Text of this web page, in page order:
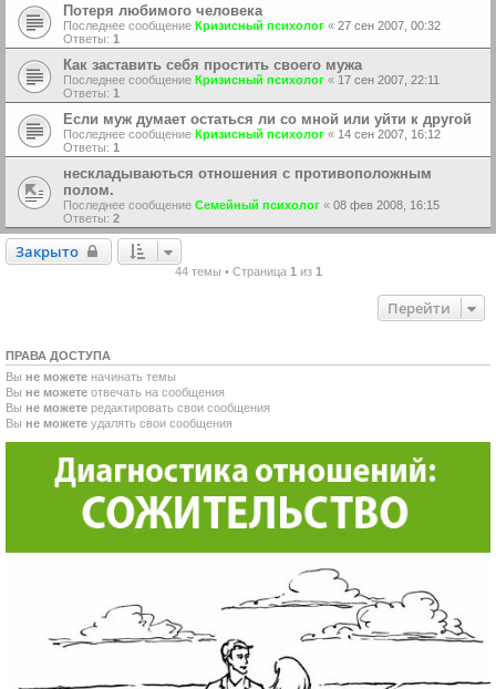
Потеря любимого человека
Последнее сообщение Кризисный психолог « 27 сен 2007, 00:32
Ответы: 1
Как заставить себя простить своего мужа
Последнее сообщение Кризисный психолог « 17 сен 2007, 22:11
Ответы: 1
Если муж думает остаться ли со мной или уйти к другой
Последнее сообщение Кризисный психолог « 14 сен 2007, 16:12
Ответы: 1
нескладываються отношения с противоположным
полом.
Последнее сообщение Семейный психолог « 08 фев 2008, 16:15
Ответы: 2
Закрыто
Закрыто
44 темы • Страница 1 из 1
Перейти
ПРАВА ДОСТУПА
Вы не можете начинать темы
Вы не можете отвечать на сообщения
Вы не можете редактировать свои сообщения
Вы не можете удалять свои сообщения